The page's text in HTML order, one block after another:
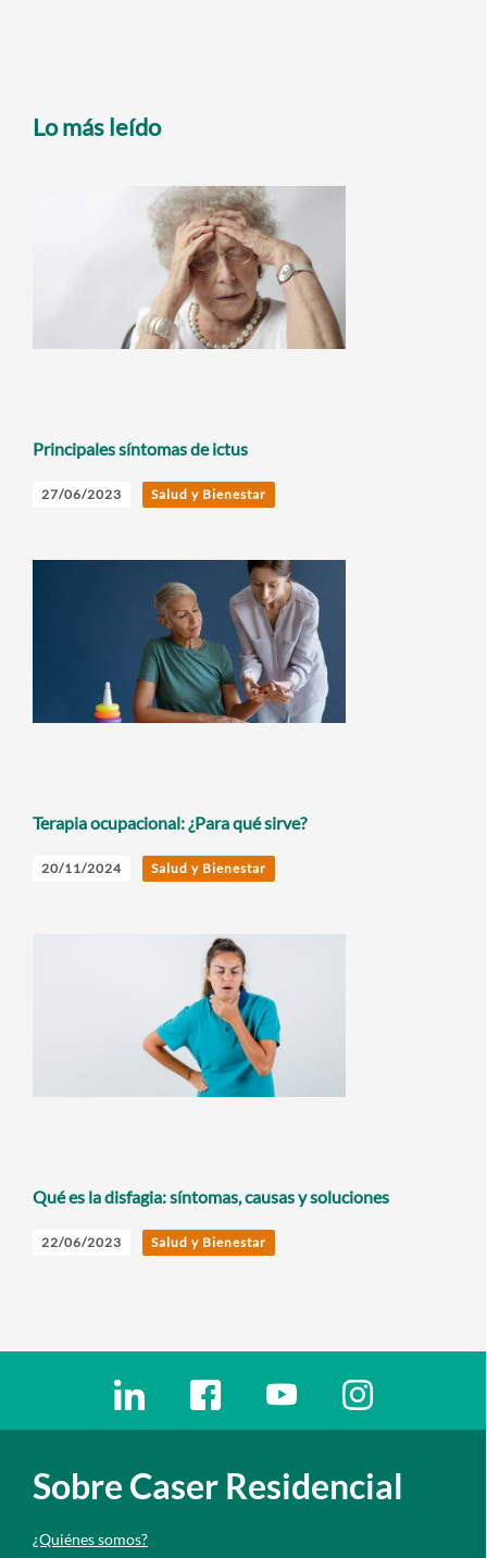
Lo más leído
Principales síntomas de ictus
27/06/2023 Salud y Bienestar
Terapia ocupacional: ¿Para qué sirve?
20/11/2024 Salud y Bienestar
Qué es la disfagia: síntomas, causas y soluciones
22/06/2023 Salud y Bienestar
Ir a a la red social. Abre ventana nueva
Ir a a la red social. Abre ventana
Ir a a la red social. Abre
Ir a a la red
Sobre Caser Residencial
¿Quiénes somos?